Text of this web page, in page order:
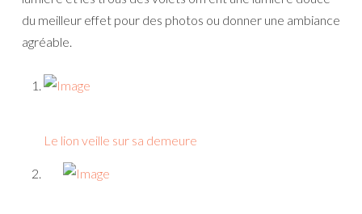
du meilleur effet pour des photos ou donner une ambiance
agréable.
Le lion veille sur sa demeure